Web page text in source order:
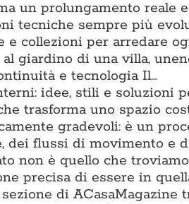
un prolungamento reale
tecniche sempre più
e collezioni per arredare
giardino di una villa,
e tecnologia Il…
idee, stili e soluzioni
trasforma uno spazio
gradevoli: è un
dei flussi di movimento e
non è quello che
precisa di essere in
di